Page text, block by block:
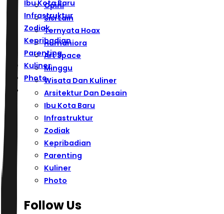
Ibu Kota Baru
Infrastruktur
Zodiak
Kepribadian
Parenting
Kuliner
Photo
Opini
Sisi Lain
Ternyata Hoax
Humaniora
Art Space
Minggu
Wisata Dan Kuliner
Arsitektur Dan Desain
Ibu Kota Baru
Infrastruktur
Zodiak
Kepribadian
Parenting
Kuliner
Photo
Follow Us